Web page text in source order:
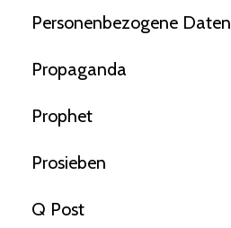
Personenbezogene Daten
Propaganda
Prophet
Prosieben
Q Post